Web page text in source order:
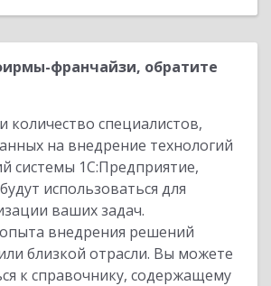
франчайзи, обратите
количество специалистов,
на внедрение технологий
системы 1С:Предприятие,
использоваться для
ваших задач.
внедрения решений
близкой отрасли. Вы можете
к справочнику, содержащему